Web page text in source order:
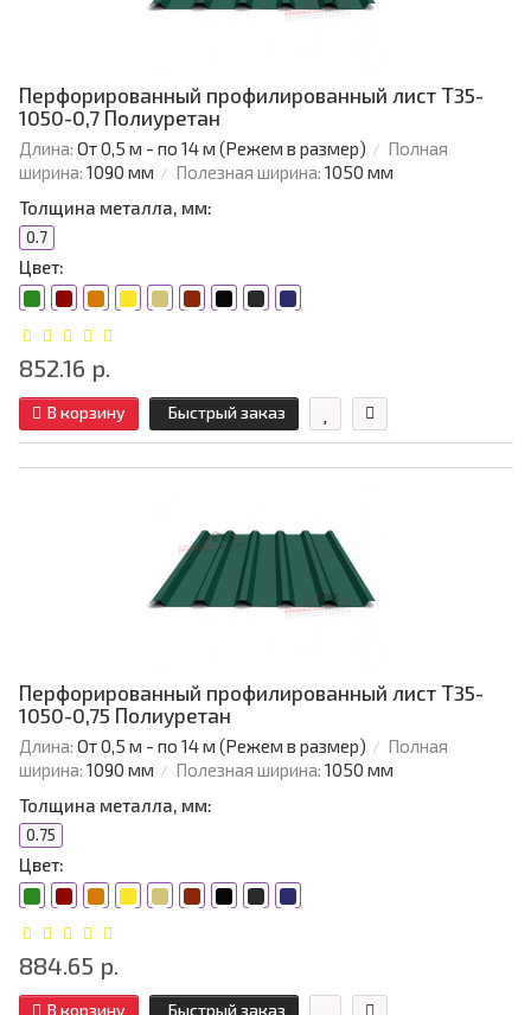
Перфорированный профилированный лист Т35-
1050-0,7 Полиуретан
Длина: От 0,5 м - по 14 м (Режем в размер)
Полная
ширина: 1090 мм Полезная ширина: 1050 мм
Толщина металла, мм:
0.7
Цвет:
852.16 р.
В корзину Быстрый заказ
Перфорированный профилированный лист Т35-
1050-0,75 Полиуретан
Длина: От 0,5 м - по 14 м (Режем в размер)
Полная
ширина: 1090 мм Полезная ширина: 1050 мм
Толщина металла, мм:
0.75
Цвет:
884.65 р.
В корзину Быстрый заказ